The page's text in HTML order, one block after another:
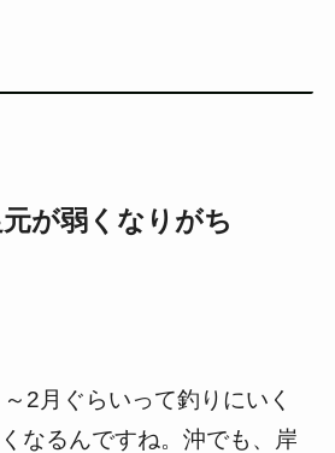
が弱くなりがち
2月ぐらいって釣りにいく
なるんですね。沖でも、岸